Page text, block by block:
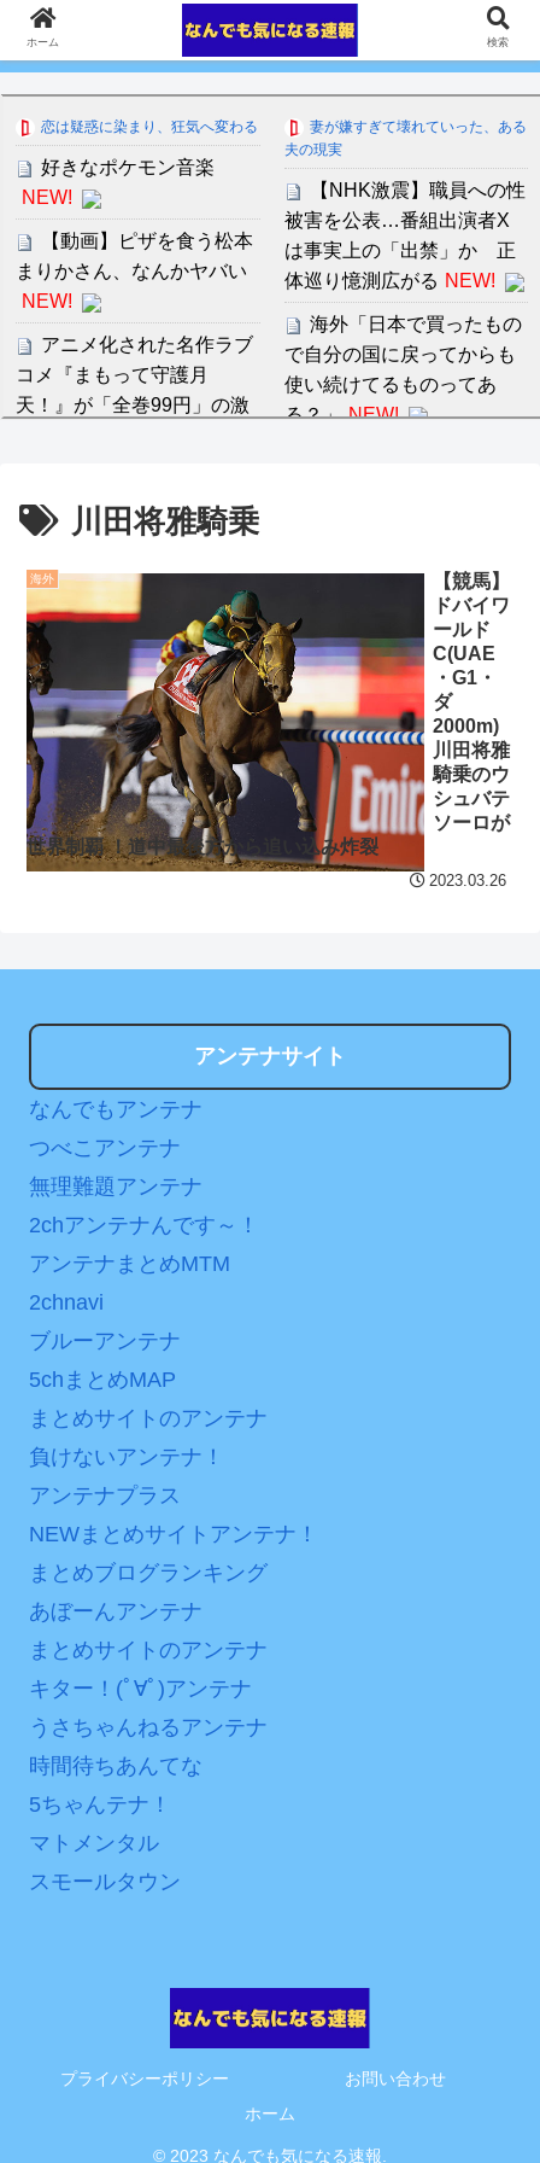
恋は疑惑に染まり、狂気へ変わる
好きなポケモン音楽
NEW!
【動画】ピザを食う松本
まりかさん、なんかヤバい
NEW!
アニメ化された名作ラブ
コメ『まもって守護月
天！』が「全巻99円」の激
NEW!
ファミリアと阪神タイガ
ースのコラボ第3弾！黒系デ
ニムバッグとか6点発売
NEW!
【あんこ】バーニィは第
1小隊のフォワードのようで
す【機動警察パトレイバ
ー】 絶対グリフォン計画と
か不用な気がする NEW!
クレバテスⅡ-魔獣の王と
もはこの絵の意味がすぐに
日本が北朝鮮に辛勝し二
次予選3連勝も、海外ファン
内容の後半」「今日の森保
はチキン」
七ツ森りり ご令嬢と召使
いの禁断の恋…1日だけ許さ
れた夫婦としての時間をひ
Powered by livedoor 相
互RSS
妻が嫌すぎて壊れていった、ある
夫の現実
【NHK激震】職員への性
被害を公表…番組出演者X
は事実上の「出禁」か 正
体巡り憶測広がる NEW!
海外「日本で買ったもの
で自分の国に戻ってからも
使い続けてるものってあ
る？」 NEW!
【地獄のような聴聞会】
Ｗ杯１次Ｌ敗退の韓国 議員
が「なぜ負けたのか？」ソ
ン・フンミン先発落ちは
「監督の報復」
すまん熊本やがコンビニ
に食品も水もない
ディズニーが「大課金時
ンバーワンだ」 熊本地震直
後の日本の対応のスピード
川田将雅騎乗
海外
【競馬】
ドバイワ
ールド
C(UAE
・G1・
ダ
2000m)
川田将雅
騎乗のウ
シュバテ
ソーロが
世界制覇 ！道中最後方から追い込み炸裂
2023.03.26
アンテナサイト
なんでもアンテナ
つべこアンテナ
無理難題アンテナ
2chアンテナんです～！
アンテナまとめMTM
2chnavi
ブルーアンテナ
5chまとめMAP
まとめサイトのアンテナ
負けないアンテナ！
アンテナプラス
NEWまとめサイトアンテナ！
まとめブログランキング
あぼーんアンテナ
まとめサイトのアンテナ
キター！(ﾟ∀ﾟ)アンテナ
うさちゃんねるアンテナ
時間待ちあんてな
5ちゃんテナ！
マトメンタル
スモールタウン
プライバシーポリシー
お問い合わせ
ホーム
© 2023 なんでも気になる速報.
ホーム 検索